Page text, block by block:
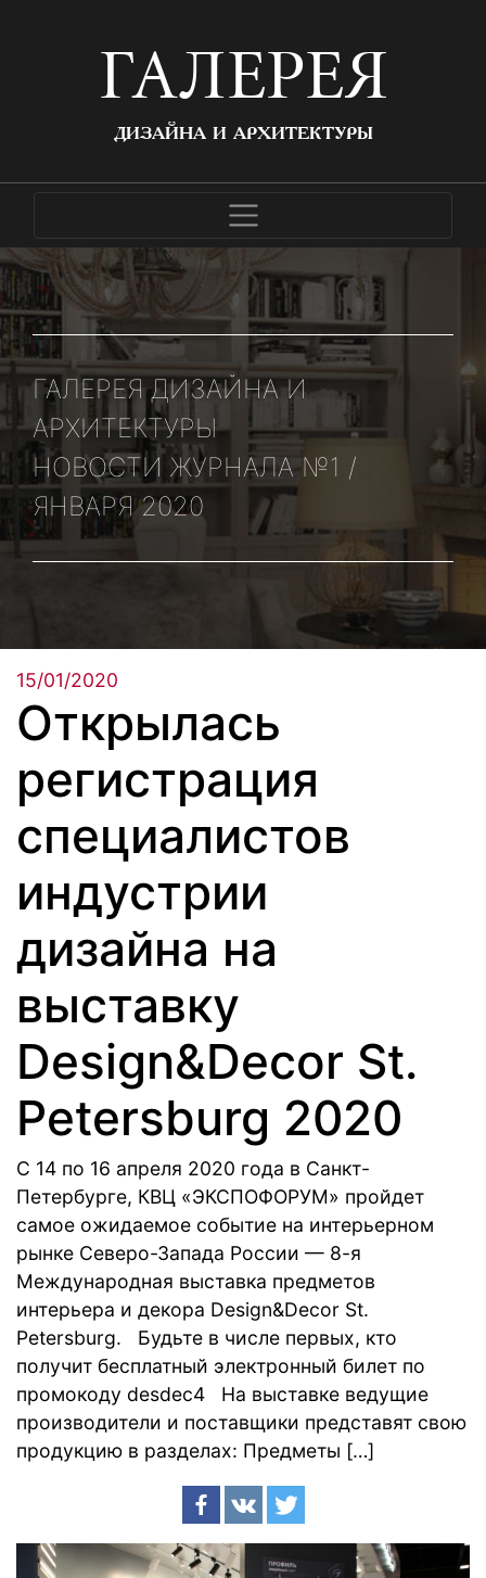
ГАЛЕРЕЯ
ДИЗАЙНА И АРХИТЕКТУРЫ
ГАЛЕРЕЯ ДИЗАЙНА И
АРХИТЕКТУРЫ
НОВОСТИ ЖУРНАЛА №1 /
ЯНВАРЯ 2020
15/01/2020
Открылась
регистрация
специалистов
индустрии
дизайна на
выставку
Design&Decor St.
Petersburg 2020
С 14 по 16 апреля 2020 года в Санкт-
Петербурге, КВЦ «ЭКСПОФОРУМ» пройдет
самое ожи­даемое событие на интерьерном
рынке Северо-Запада России — 8-я
Международная вы­ставка предметов
интерьера и декора Design&Decor St.
Petersburg. Будьте в числе первых, кто
получит бесплатный электронный билет по
промокоду desdec4 На выставке ведущие
производители и поставщики представят свою
продукцию в разделах: Предметы […]